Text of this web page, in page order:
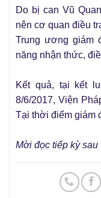
Do bị can Vũ
nên cơ quan điều
Trung ương giám
năng nhận thức,
Kết quả, tại kết
8/6/2017, Viện
Tại thời điểm giám
Mời đọc tiếp kỳ sau